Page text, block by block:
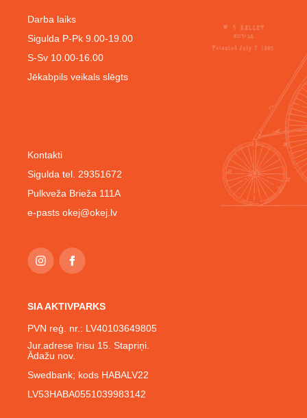
Kontakti
Sigulda tel. 29351672
Pulkveža Brieža 111A
e-pasts okej@okej.lv
Darba laiks
Sigulda P-Pk 9.00-19.00
S-Sv 10.00-16.00
Jēkabpils veikals slēgts
SIA AKTIVPARKS
PVN reģ. nr.: LV40103649805
Jur.adrese īrisu 15. Stapriņi.
Ādažu nov.
Swedbank; kods HABALV22
LV53HABA0551039983142